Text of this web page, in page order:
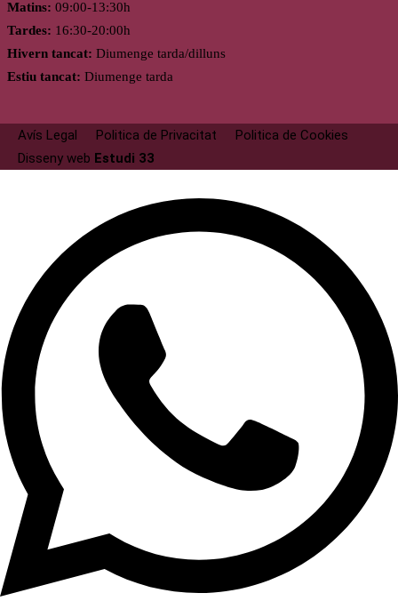
Matins: 09:00-13:30h
Tardes: 16:30-20:00h
Hivern tancat: Diumenge tarda/dilluns
Estiu tancat: Diumenge tarda
Avís Legal Politica de Privacitat
Politica de Cookies
Disseny web Estudi 33